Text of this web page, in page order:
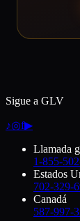
Sigue a GLV
♪◎f▶
Llamada
1-855-
Estados
702-329-
Canadá
587-997-